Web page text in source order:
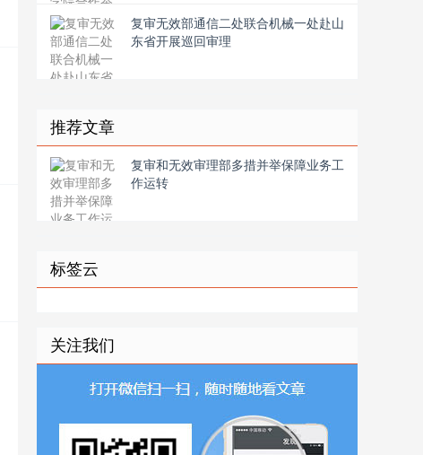
复审无效部通信二处联合机械一处赴山
东省开展巡回审理
推荐文章
复审和无效审理部多措并举保障业务工
作运转
标签云
关注我们